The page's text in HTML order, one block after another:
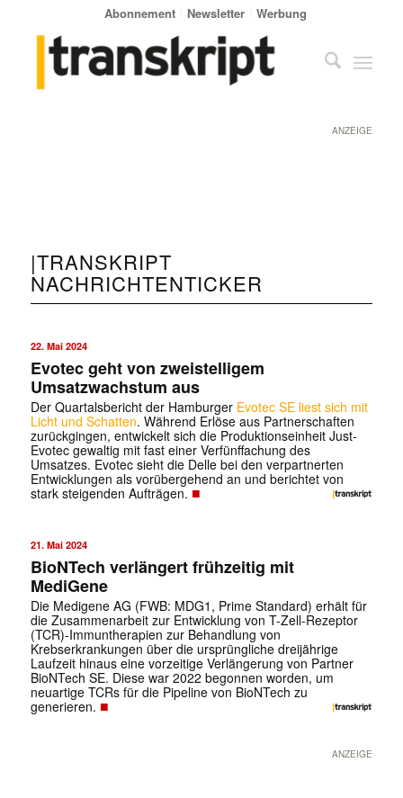
Abonnement Newsletter Werbung
ANZEIGE
|TRANSKRIPT
NACHRICHTENTICKER
22. Mai 2024
Evotec geht von zweistelligem
Umsatzwachstum aus
Der Quartalsbericht der Hamburger Evotec SE liest sich mit
Licht und Schatten. Während Erlöse aus Partnerschaften
zurückgingen, entwickelt sich die Produktionseinheit Just-
Evotec gewaltig mit fast einer Verfünffachung des
Umsatzes. Evotec sieht die Delle bei den verpartnerten
Entwicklungen als vorübergehend an und berichtet von
stark steigenden Aufträgen. ■
21. Mai 2024
BioNTech verlängert frühzeitig mit
MediGene
Die Medigene AG (FWB: MDG1, Prime Standard) erhält für
die Zusammenarbeit zur Entwicklung von T-Zell-Rezeptor
(TCR)-Immuntherapien zur Behandlung von
Krebserkrankungen über die ursprüngliche dreijährige
Laufzeit hinaus eine vorzeitige Verlängerung von Partner
BioNTech SE. Diese war 2022 begonnen worden, um
neuartige TCRs für die Pipeline von BioNTech zu
generieren. ■
ANZEIGE